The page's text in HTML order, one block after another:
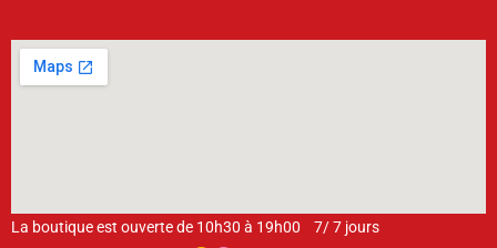
La boutique est ouverte de 10h30 à 19h00 7/ 7 jours